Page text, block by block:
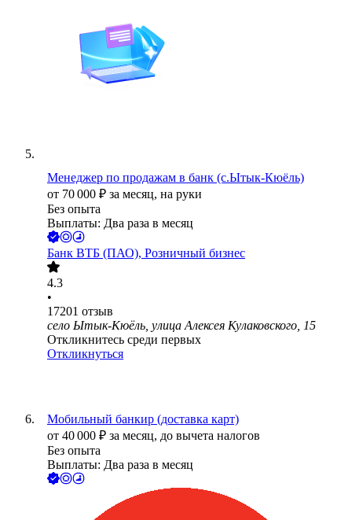
Менеджер по продажам в банк (с.Ытык-Кюёль)
от 70 000 ₽ за месяц, на руки
Без опыта
Выплаты: Два раза в месяц
Банк ВТБ (ПАО), Розничный бизнес
4.3
•
17201 отзыв
село Ытык-Кюёль, улица Алексея Кулаковского, 15
Откликнитесь среди первых
Откликнуться
Мобильный банкир (доставка карт)
от 40 000 ₽ за месяц, до вычета налогов
Без опыта
Выплаты: Два раза в месяц